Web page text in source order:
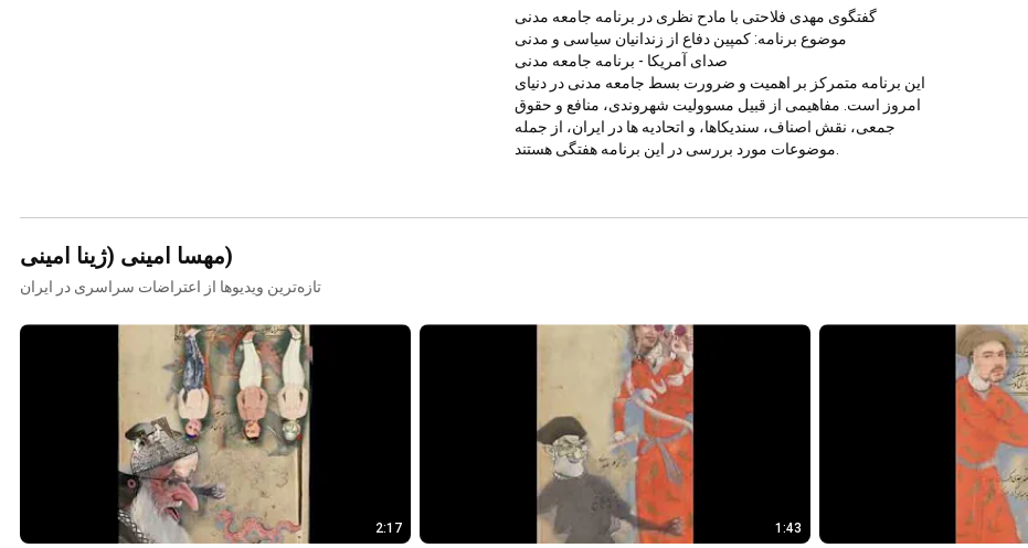
گفتگوی مهدی فلاحتی با مادح نظری در برنامه جامعه مدنی
موضوع برنامه: کمپین دفاع از زندانیان سیاسی و مدنی
صدای آمریکا - برنامه جامعه مدنی
این برنامه متمرکز بر اهمیت و ضرورت بسط جامعه مدنی در دنیای
امروز است. مفاهیمی از قبیل مسوولیت شهروندی، منافع و حقوق
جمعی، نقش اصناف، سندیکاها، و اتحادیه ها در ایران، از جمله
مهسا امینی (ژینا امینی)
تازه‌ترین ویدیوها از اعتراضات سراسری در ایران
2:17 1:43